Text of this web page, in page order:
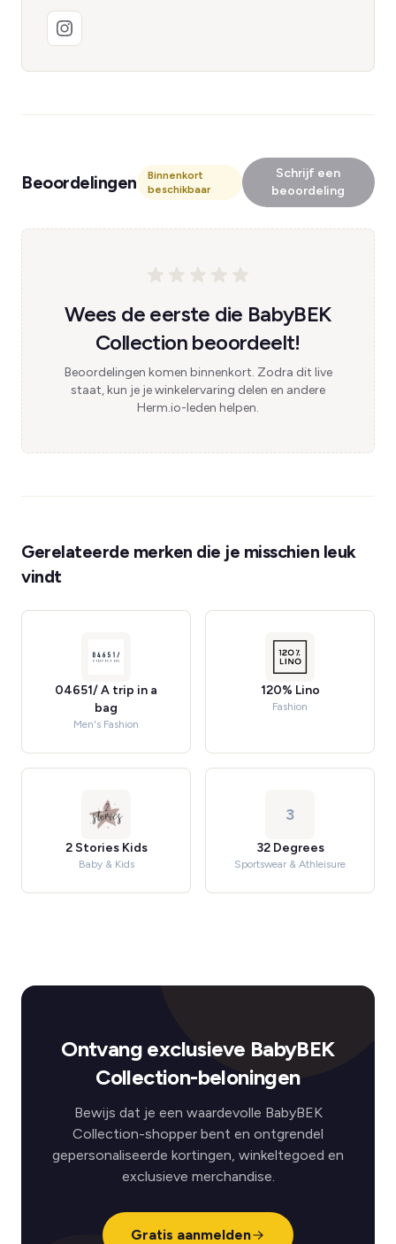
Beoordelingen
Binnenkort
beschikbaar
Schrijf een
beoordeling
Wees de eerste die BabyBEK
Collection beoordeelt!
Beoordelingen komen binnenkort. Zodra dit live
staat, kun je je winkelervaring delen en andere
Herm.io-leden helpen.
Gerelateerde merken die je misschien leuk
vindt
04651/ A trip in a
bag
Men's Fashion
120% Lino
Fashion
2 Stories Kids
Baby & Kids
3
32 Degrees
Sportswear & Athleisure
Ontvang exclusieve BabyBEK
Collection-beloningen
Bewijs dat je een waardevolle BabyBEK
Collection-shopper bent en ontgrendel
gepersonaliseerde kortingen, winkeltegoed en
exclusieve merchandise.
Gratis aanmelden